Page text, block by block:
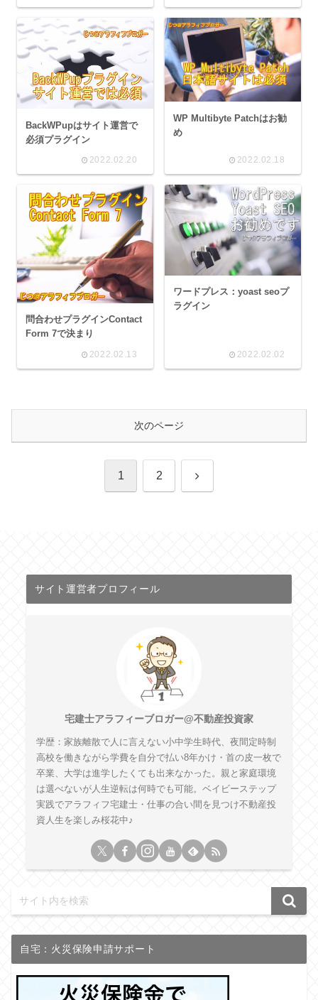
BackWPupはサイト運営で
必須プラグイン
2022.02.20
WP Multibyte Patchはお勧
め
2022.02.18
問合わせプラグインContact
Form 7で決まり
2022.02.13
ワードプレス：yoast seoプ
ラグイン
2022.02.02
次のページ
1 2 次
サイト運営者プロフィール
宅建士アラフィーブロガー@不動産投資家
学歴：家族離散で人に言えない小中学生時代、夜間定時制
高校を働きながら学費を自分で払い8年かけ・首の皮一枚で
卒業、大学は進学したくても出来なかった。親と家庭環境
は選べないが人生逆転は何時でも可能。ベイビーステップ
実践でアラフィフ宅建士・仕事の合い間を見つけ不動産投
資人生を楽しみ桜花中♪
自宅：火災保険申請サポート